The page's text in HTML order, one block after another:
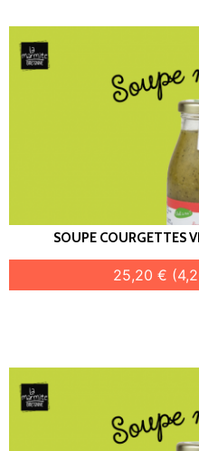
SOUPE COURGETTES
25,20 €